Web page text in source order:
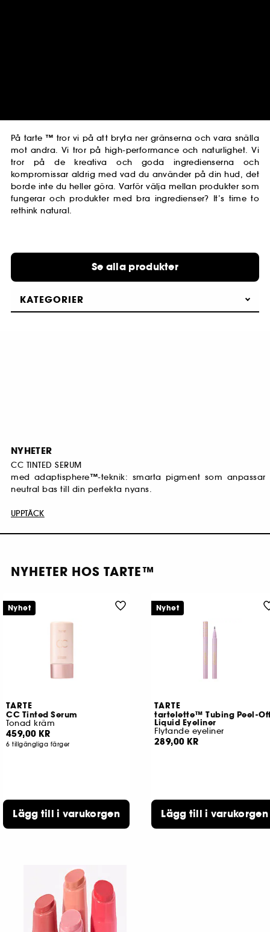
På tarte ™ tror vi på att bryta ner gränserna och vara snälla
mot andra. Vi tror på high-performance och naturlighet. Vi
tror på de kreativa och goda ingredienserna och
kompromissar aldrig med vad du använder på din hud, det
borde inte du heller göra. Varför välja mellan produkter som
fungerar och produkter med bra ingredienser? It’s time to
rethink natural.
Se alla produkter
KATEGORIER
NYHETER
CC TINTED SERUM
med adaptisphere™-teknik: smarta pigment som anpassar
neutral bas till din perfekta nyans.
UPPTÄCK
NYHETER HOS TARTE™
TARTE
CC Tinted Serum
Tonad kräm
459,00 KR
6 tillgängliga färger
Lägg till i varukorgen
Nyhet
TARTE
tartelette™ Tubing Peel-
Liquid Eyeliner
Flytande eyeliner
289,00 KR
Lägg till i varukorgen
Nyhet